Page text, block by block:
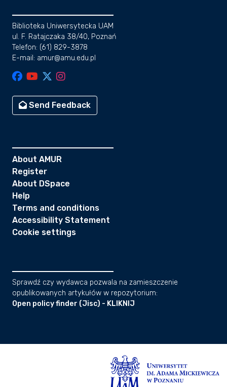
Biblioteka Uniwersytecka UAM
ul. F. Ratajczaka 38/40, Poznań
Telefon: (61) 829-3878
E-mail: amur@amu.edu.pl
Send Feedback
About AMUR
Register
About DSpace
Help
Terms and conditions
Accessibility Statement
Cookie settings
Sprawdź czy wydawca pozwala na zamieszczenie
opublikowanych artykułów w repozytorium:
Open policy finder (Jisc) - KLIKNIJ